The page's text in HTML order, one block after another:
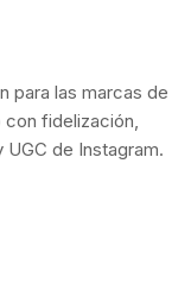
para las marcas de
fidelización,
de Instagram.